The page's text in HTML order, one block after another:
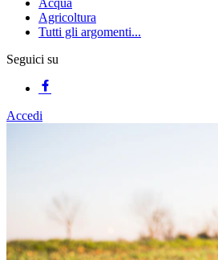
Acqua
Agricoltura
Tutti gli argomenti...
Seguici su
Accedi